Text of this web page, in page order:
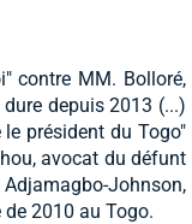
contre MM. Bolloré,
depuis 2013 (...)
président du Togo"
avocat du défunt
Johnson,
2010 au Togo.